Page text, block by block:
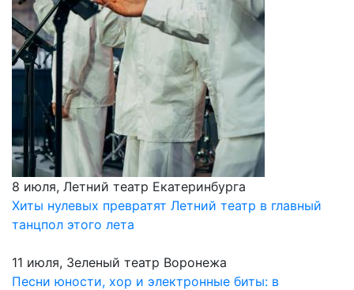
8 июля, Летний театр Екатеринбурга
Хиты нулевых превратят Летний театр в главный
танцпол этого лета
11 июля, Зеленый театр Воронежа
Песни юности, хор и электронные биты: в